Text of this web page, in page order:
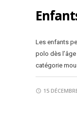
Les enfants
polo dès
catégorie
15